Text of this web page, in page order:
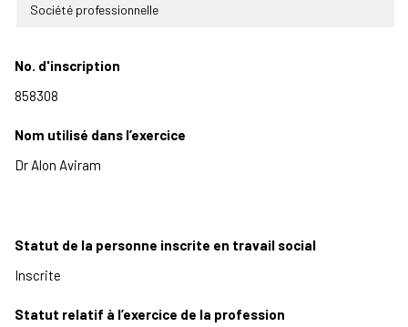
Société professionnelle
No. d'inscription
Nom utilisé dans l’exercice
Statut de la personne inscrite en travail social
Statut relatif à l’exercice de la profession